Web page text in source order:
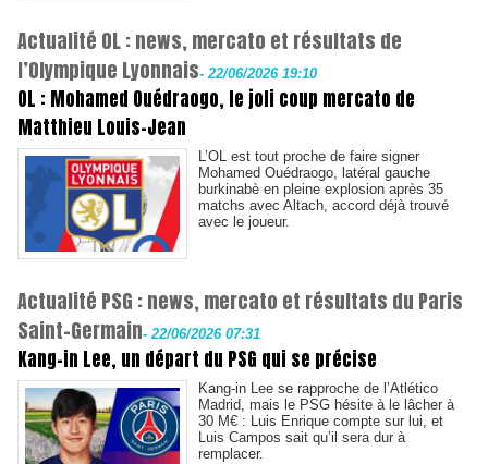
Actualité OL : news, mercato et résultats de
l’Olympique Lyonnais- 22/06/2026 19:10
OL : Mohamed Ouédraogo, le joli coup mercato de
Matthieu Louis-Jean
L’OL est tout proche de faire signer
Mohamed Ouédraogo, latéral gauche
burkinabè en pleine explosion après 35
matchs avec Altach, accord déjà trouvé
avec le joueur.
Actualité PSG : news, mercato et résultats du Paris
Saint-Germain- 22/06/2026 07:31
Kang-in Lee, un départ du PSG qui se précise
Kang-in Lee se rapproche de l’Atlético
Madrid, mais le PSG hésite à le lâcher à
30 M€ : Luis Enrique compte sur lui, et
Luis Campos sait qu’il sera dur à
remplacer.